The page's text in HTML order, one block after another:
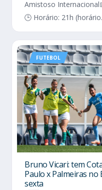
Amistoso
🕒 Horário: 21h
FUTEBOL
Bruno Vicari: tem
Paulo x Palmeiras
sexta